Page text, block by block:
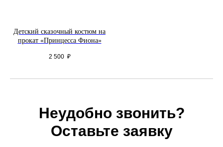
Детский сказочный костюм на
прокат «Принцесса Фиона»
2 500 ₽
Неудобно звонить?
Оставьте заявку